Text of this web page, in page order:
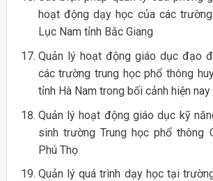
hoạt động dạy học của các
Lục Nam tỉnh Bắc Giang
Quản lý hoạt động giáo dục đạo
các trường trung học phổ thông
tỉnh Hà Nam trong bối cảnh hiện nay
Quản lý hoạt động giáo dục kỹ
sinh trường Trung học phổ thông
Phú Thọ
Quản lý quá trình dạy học tại